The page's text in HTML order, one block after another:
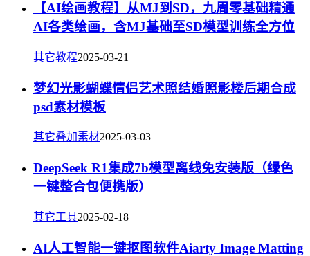
【AI绘画教程】从MJ到SD，九周零基础精通
AI各类绘画，含MJ基础至SD模型训练全方位
其它教程2025-03-21
梦幻光影蝴蝶情侣艺术照结婚照影楼后期合成
psd素材模板
其它叠加素材2025-03-03
DeepSeek R1集成7b模型离线免安装版（绿色
一键整合包便携版）
其它工具2025-02-18
AI人工智能一键抠图软件Aiarty Image Matting